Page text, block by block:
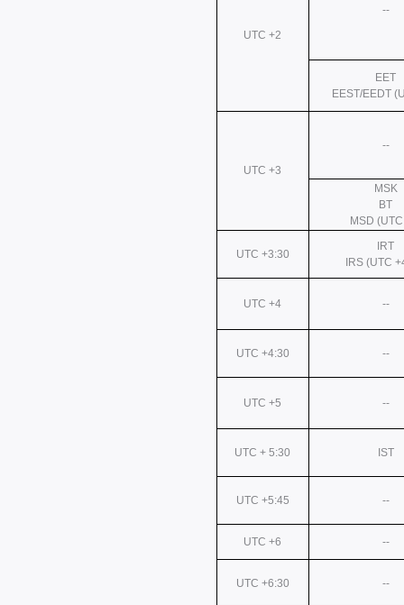
UTC +2
--
EET
EEST/EEDT
UTC +3
--
MSK
BT
MSD
UTC +3:30
IRT
IRS (UTC
UTC +4 --
UTC +4:30 --
UTC +5 --
UTC + 5:30 IST
UTC +5:45 --
UTC +6 --
UTC +6:30 --